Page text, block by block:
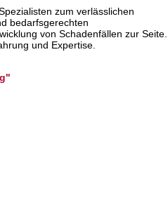
zum verlässlichen
bedarfsgerechten
von Schadenfällen zur Seite.
und Expertise.